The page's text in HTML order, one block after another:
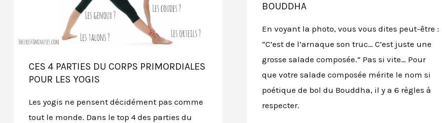
BOUDDHA
En voyant la photo, vous vous dites peut-être :
“C’est de l’arnaque son truc… C’est juste une
grosse salade composée.” Pas si vite… Pour
que votre salade composée mérite le nom si
poétique de bol du Bouddha, il y a 6 règles à
respecter.
CES 4 PARTIES DU CORPS PRIMORDIALES
POUR LES YOGIS
Les yogis ne pensent décidément pas comme
tout le monde. Dans le top 4 des parties du